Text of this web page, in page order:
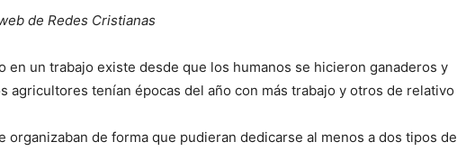
de Redes Cristianas
en un trabajo existe desde que los humanos se hicieron ganaderos y
agricultores tenían épocas del año con más trabajo y otros de relativo
organizaban de forma que pudieran dedicarse al menos a dos tipos de